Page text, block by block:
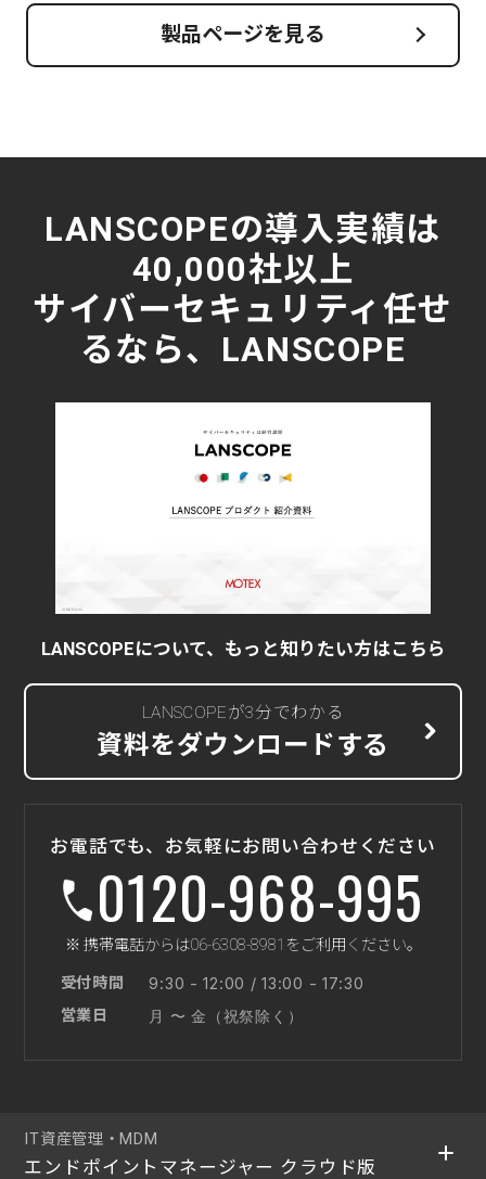
製品ページを見る
LANSCOPEの導入実績は
40,000社以上
サイバーセキュリティ任せ
るなら、LANSCOPE
LANSCOPEについて、もっと知りたい方はこちら
LANSCOPEが3分でわかる
資料をダウンロードする
お電話でも、お気軽にお問い合わせください
0120-968-995
※ 携帯電話からは06-6308-8981をご利用ください。
受付時間 9:30 - 12:00 / 13:00 - 17:30
営業日 月 〜 金（祝祭除く）
IT資産管理・MDM
エンドポイントマネージャー クラウド版